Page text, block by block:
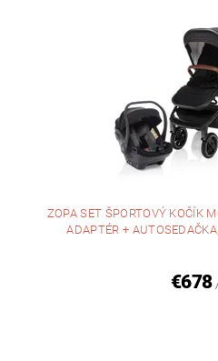
ZOPA SET ŠPORTOVÝ KOČÍK
ADAPTÉR +
€678